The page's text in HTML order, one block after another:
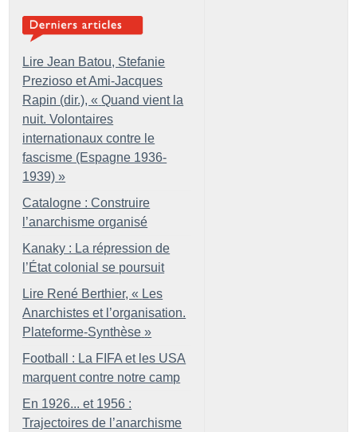
Lire Jean Batou, Stefanie
Prezioso et Ami-Jacques
Rapin (dir.), « Quand vient la
nuit. Volontaires
internationaux contre le
fascisme (Espagne 1936-
1939) »
Catalogne : Construire
l’anarchisme organisé
Kanaky : La répression de
l’État colonial se poursuit
Lire René Berthier, « Les
Anarchistes et l’organisation.
Plateforme-Synthèse »
Football : La FIFA et les USA
marquent contre notre camp
En 1926... et 1956 :
Trajectoires de l’anarchisme